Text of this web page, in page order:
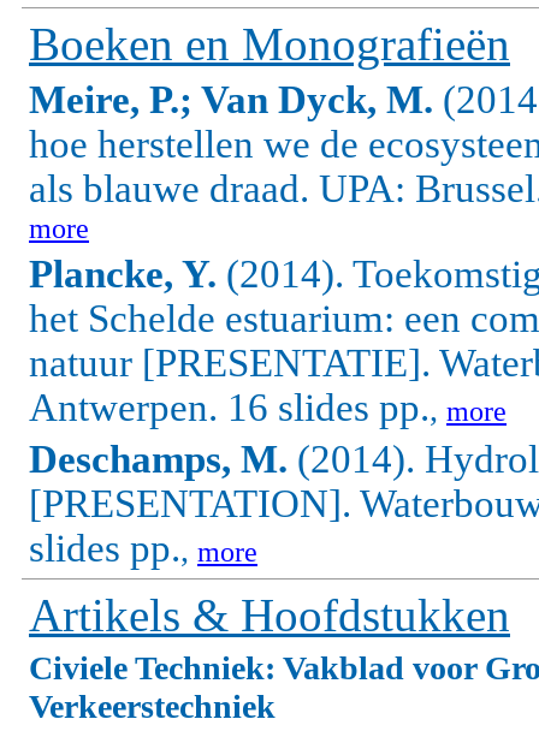
Boeken en Monografieën
Meire, P.; Van Dyck, M.
hoe herstellen we de
als blauwe draad. UPA:
more
Plancke, Y. (2014).
het Schelde estuarium: een
natuur [PRESENTATIE].
Antwerpen. 16 slides pp., more
Deschamps, M. (2014).
[PRESENTATION].
slides pp., more
Artikels & Hoofdstukken
Civiele Techniek: Vakblad voor
Verkeerstechniek